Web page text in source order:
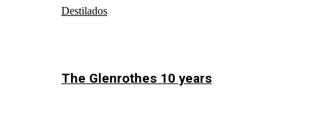
Destilados
The Glenrothes 10 years